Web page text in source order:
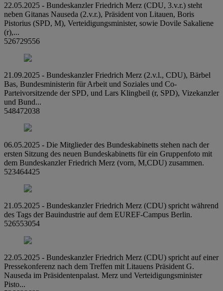
22.05.2025 - Bundeskanzler Friedrich Merz (CDU, 3.v.r.) steht
neben Gitanas Nauseda (2.v.r.), Präsident von Litauen, Boris
Pistorius (SPD, M), Verteidigungsminister, sowie Dovile Sakaliene
(r),...
526729556
21.09.2025 - Bundeskanzler Friedrich Merz (2.v.l., CDU), Bärbel
Bas, Bundesministerin für Arbeit und Soziales und Co-
Parteivorsitzende der SPD, und Lars Klingbeil (r, SPD), Vizekanzler
und Bund...
548472038
06.05.2025 - Die Mitglieder des Bundeskabinetts stehen nach der
ersten Sitzung des neuen Bundeskabinetts für ein Gruppenfoto mit
dem Bundeskanzler Friedrich Merz (vorn, M,CDU) zusammen.
523464425
21.05.2025 - Bundeskanzler Friedrich Merz (CDU) spricht während
des Tags der Bauindustrie auf dem EUREF-Campus Berlin.
526553054
22.05.2025 - Bundeskanzler Friedrich Merz (CDU) spricht auf einer
Pressekonferenz nach dem Treffen mit Litauens Präsident G.
Nauseda im Präsidentenpalast. Merz und Verteidigungsminister
Pisto...